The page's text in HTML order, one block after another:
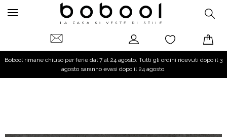
Bobool rimane chiuso per ferie dal 7 al 24 agosto. Tutti gli ordini ricevuti dopo il 3
agosto saranno evasi dopo il 24 agosto.